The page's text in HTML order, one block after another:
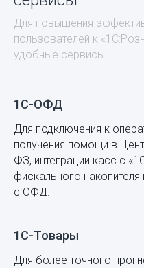
Для повышения
пользователей к
удобные сервисы:
1С-ОФД
Для подключения к
получения помощи в
ФЗ, интеграции касс с
фискального
с ОФД.
1С-Товары
Для более точного